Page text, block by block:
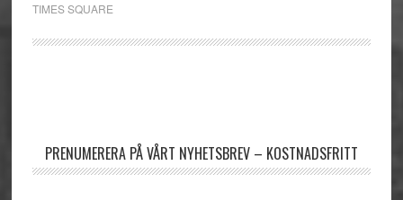
TIMES SQUARE
PRENUMERERA PÅ VÅRT NYHETSBREV – KOSTNADSFRITT